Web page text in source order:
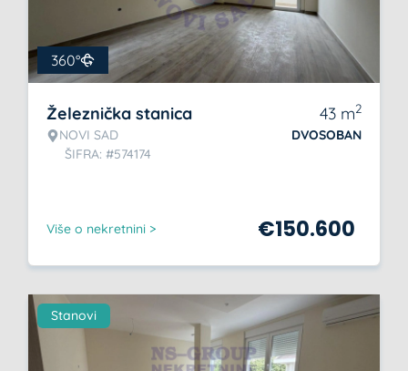
360°
Železnička stanica
NOVI SAD
ŠIFRA: #574174
43 m2
DVOSOBAN
Više o nekretnini > €150.600
Stanovi